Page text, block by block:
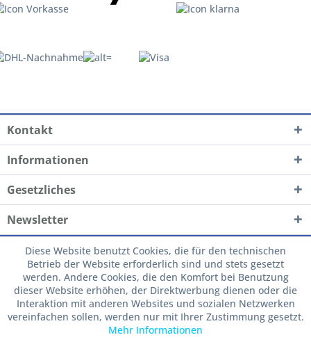
Kontakt
Informationen
Gesetzliches
Newsletter
Diese Website benutzt Cookies, die für den technischen
Betrieb der Website erforderlich sind und stets gesetzt
werden. Andere Cookies, die den Komfort bei Benutzung
dieser Website erhöhen, der Direktwerbung dienen oder die
Interaktion mit anderen Websites und sozialen Netzwerken
vereinfachen sollen, werden nur mit Ihrer Zustimmung gesetzt.
Mehr Informationen